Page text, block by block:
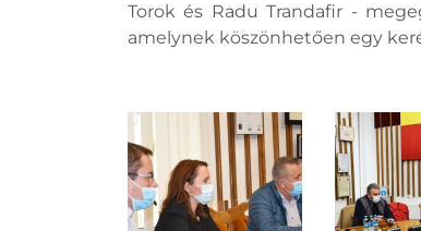
Torok és Radu Trandafir -
amelynek köszönhetően egy